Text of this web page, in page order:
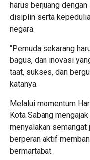
harus berjuang
disiplin serta
negara.
“Pemuda sekarang
bagus, dan inovasi
taat, sukses, dan
katanya.
Melalui momentum
Kota Sabang
menyalakan semangat
berperan aktif
bermartabat.